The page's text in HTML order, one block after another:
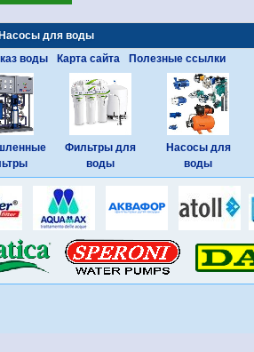
для воды
воды Карта сайта Полезные ссылки
Фильтры для
воды
Насосы для
воды